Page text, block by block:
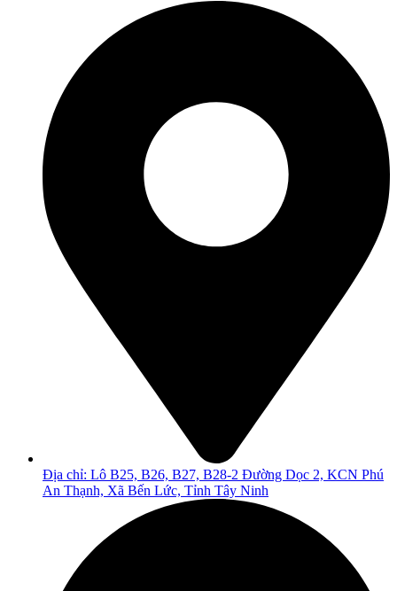
Địa chỉ: Lô B25, B26, B27, B28-2 Đường Dọc 2, KCN Phú
An Thạnh, Xã Bến Lức, Tỉnh Tây Ninh